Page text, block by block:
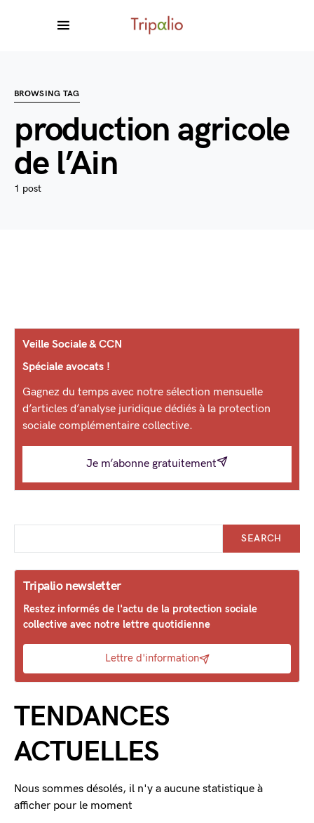
BROWSING TAG
production agricole
de l’Ain
1 post
Veille Sociale & CCN
Spéciale avocats !
Gagnez du temps avec notre sélection mensuelle
d’articles d’analyse juridique dédiés à la protection
sociale complémentaire collective.
Je m’abonne gratuitement
SEARCH
Tripalio newsletter
Restez informés de l'actu de la protection sociale
collective avec notre lettre quotidienne
Lettre d'information
TENDANCES
ACTUELLES
Nous sommes désolés, il n'y a aucune statistique à
afficher pour le moment